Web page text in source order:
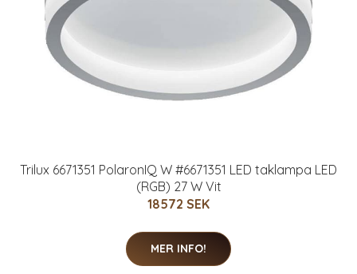
Trilux 6671351 PolaronIQ W #6671351 LED taklampa LED
(RGB) 27 W Vit
18572 SEK
MER INFO!